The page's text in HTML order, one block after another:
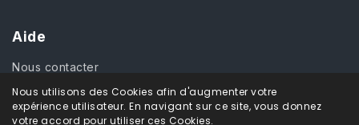
Nous utilisons des Cookies afin d'augmenter votre
expérience utilisateur. En navigant sur ce site, vous donnez
votre accord pour utiliser ces Cookies.
Aide
Nous contacter